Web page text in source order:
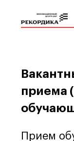
Сведения
приема
Прием